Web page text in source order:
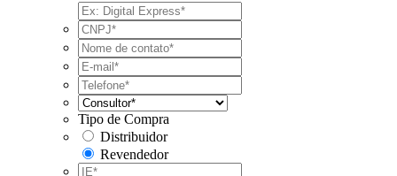
Tipo de Compra
Distribuidor
Revendedor